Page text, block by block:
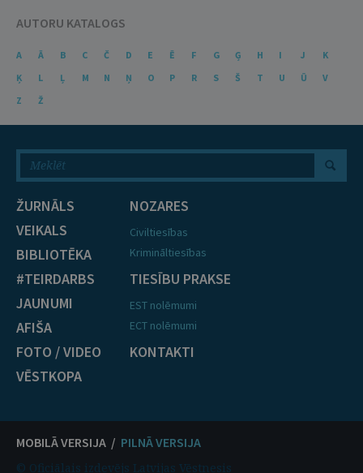
AUTORU KATALOGS
A Ā B C Č D E Ē F G Ģ H I J
K
Ķ
L Ļ M N Ņ O P R S Š T U Ū
V
Z
Ž
ŽURNĀLS
VEIKALS
BIBLIOTĒKA
#TEIRDARBS
JAUNUMI
AFIŠA
FOTO / VIDEO
VĒSTKOPA
NOZARES
Civiltiesības
Krimināltiesības
TIESĪBU PRAKSE
EST nolēmumi
ECT nolēmumi
KONTAKTI
MOBILĀ VERSIJA / PILNĀ VERSIJA
© Oficiālais izdevējs Latvijas Vēstnesis